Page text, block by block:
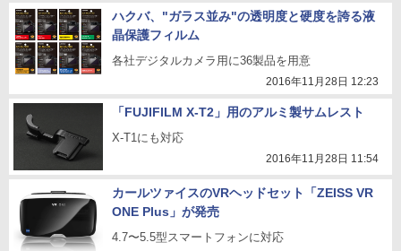
ハクバ、"ガラス並み"の透明度と硬度を誇る液
晶保護フィルム
各社デジタルカメラ用に36製品を用意
2016年11月28日 12:23
「FUJIFILM X-T2」用のアルミ製サムレスト
X-T1にも対応
2016年11月28日 11:54
カールツァイスのVRヘッドセット「ZEISS VR
ONE Plus」が発売
4.7〜5.5型スマートフォンに対応